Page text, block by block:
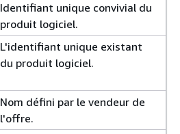
Identifiant unique convivial du
produit logiciel.
L'identifiant unique existant
du produit logiciel.
Nom défini par le vendeur de
l'offre.